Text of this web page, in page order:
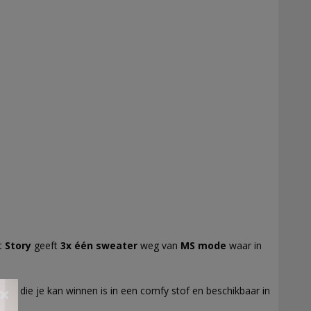
Story geeft 3x één sweater weg van MS mode waar in
die je kan winnen is in een comfy stof en beschikbaar in
×